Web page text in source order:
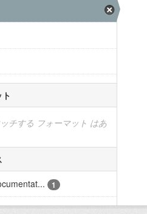
チする フォーマット はあ
1